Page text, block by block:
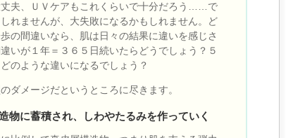
丈夫、ＵＶケアもこれくらいで十分だろう……で
れませんが、大失敗になるかもしれません。ど
の間違いなら、肌は日々の結果に違いを感じさ
いが１年＝３６５日続いたらどうでしょう？５
のような違いになるでしょう？
ダメージだというところに尽きます。
物に蓄積され、しわやたるみを作っていく